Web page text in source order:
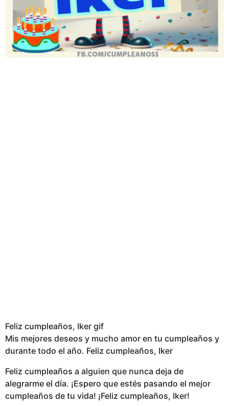
Feliz cumpleaños, Iker gif
Mis mejores deseos y mucho amor en tu cumpleaños y
durante todo el año. Feliz cumpleaños, Iker
Feliz cumpleaños a alguien que nunca deja de
alegrarme el día. ¡Espero que estés pasando el mejor
cumpleaños de tu vida! ¡Feliz cumpleaños, Iker!